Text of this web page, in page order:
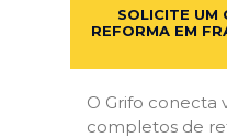
SOLICITE UM
REFORMA EM
O Grifo conecta
completos de